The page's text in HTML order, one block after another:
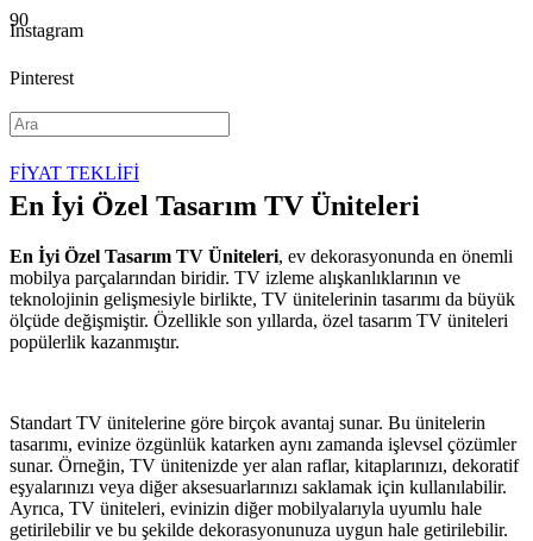
Instagram
Pinterest
YouTube
FİYAT TEKLİFİ
En İyi Özel Tasarım TV Üniteleri
En İyi Özel Tasarım TV Üniteleri, ev dekorasyonunda en önemli
mobilya parçalarından biridir. TV izleme alışkanlıklarının ve
teknolojinin gelişmesiyle birlikte, TV ünitelerinin tasarımı da büyük
ölçüde değişmiştir. Özellikle son yıllarda, özel tasarım TV üniteleri
popülerlik kazanmıştır.
Standart TV ünitelerine göre birçok avantaj sunar. Bu ünitelerin
tasarımı, evinize özgünlük katarken aynı zamanda işlevsel çözümler
sunar. Örneğin, TV ünitenizde yer alan raflar, kitaplarınızı, dekoratif
eşyalarınızı veya diğer aksesuarlarınızı saklamak için kullanılabilir.
Ayrıca, TV üniteleri, evinizin diğer mobilyalarıyla uyumlu hale
getirilebilir ve bu şekilde dekorasyonunuza uygun hale getirilebilir.